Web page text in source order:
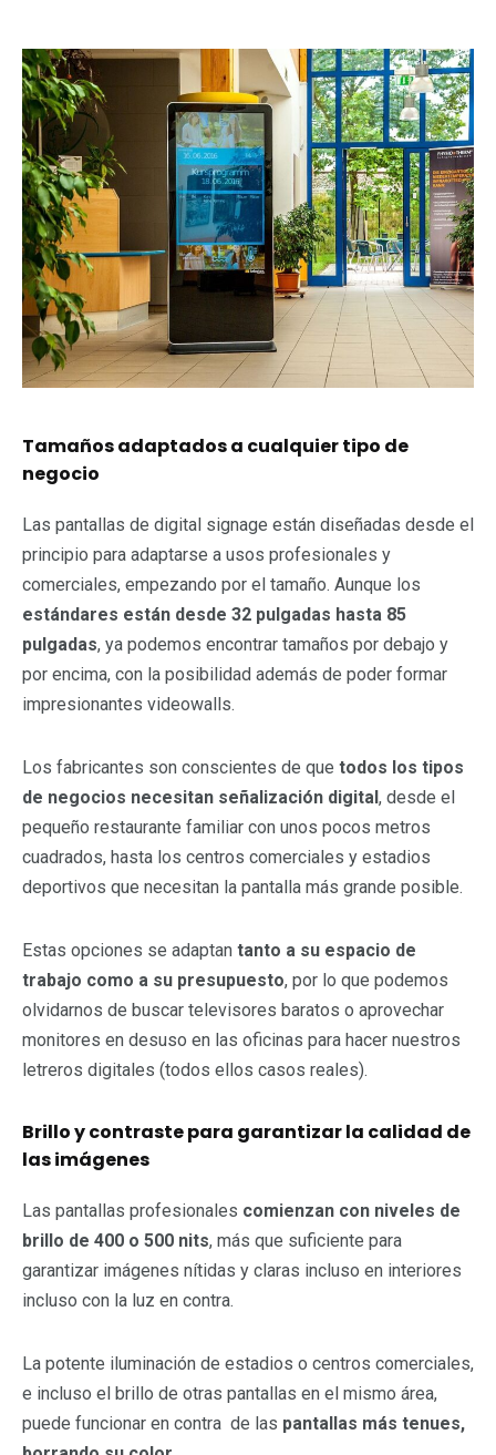
Tamaños adaptados a cualquier tipo de
negocio
Las pantallas de digital signage están diseñadas desde el
principio para adaptarse a usos profesionales y
comerciales, empezando por el tamaño. Aunque los
estándares están desde 32 pulgadas hasta 85
pulgadas, ya podemos encontrar tamaños por debajo y
por encima, con la posibilidad además de poder formar
impresionantes videowalls.
Los fabricantes son conscientes de que todos los tipos
de negocios necesitan señalización digital, desde el
pequeño restaurante familiar con unos pocos metros
cuadrados, hasta los centros comerciales y estadios
deportivos que necesitan la pantalla más grande posible.
Estas opciones se adaptan tanto a su espacio de
trabajo como a su presupuesto, por lo que podemos
olvidarnos de buscar televisores baratos o aprovechar
monitores en desuso en las oficinas para hacer nuestros
letreros digitales (todos ellos casos reales).
Brillo y contraste para garantizar la calidad de
las imágenes
Las pantallas profesionales comienzan con niveles de
brillo de 400 o 500 nits, más que suficiente para
garantizar imágenes nítidas y claras incluso en interiores
incluso con la luz en contra.
La potente iluminación de estadios o centros comerciales,
e incluso el brillo de otras pantallas en el mismo área,
puede funcionar en contra de las pantallas más tenues,